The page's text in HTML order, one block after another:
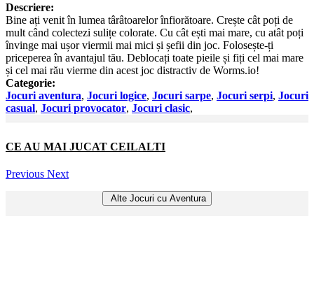
Descriere:
Bine ați venit în lumea târâtoarelor înfiorătoare. Crește cât poți de
mult când colectezi sulițe colorate. Cu cât ești mai mare, cu atât poți
învinge mai ușor viermii mai mici și șefii din joc. Folosește-ți
priceperea în avantajul tău. Deblocați toate pieile și fiți cel mai mare
și cel mai rău vierme din acest joc distractiv de Worms.io!
Categorie:
Jocuri aventura, Jocuri logice, Jocuri sarpe, Jocuri serpi, Jocuri
casual, Jocuri provocator, Jocuri clasic,
CE AU MAI JUCAT CEILALTI
Previous Next
Alte Jocuri cu Aventura